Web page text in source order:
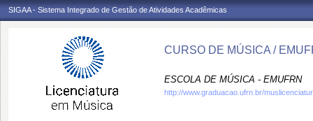
SIGAA - Sistema Integrado de Gestão de Atividades Acadêmicas
CURSO DE MÚSICA /
ESCOLA DE MÚSICA - EMUFRN
http://www.graduacao.ufrn.br/